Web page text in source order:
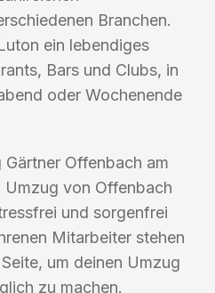
Branchen.
ein lebendiges
Bars und Clubs, in
oder Wochenende
Offenbach am
Umzug von Offenbach
und sorgenfrei
Mitarbeiter stehen
um deinen Umzug
zu machen.